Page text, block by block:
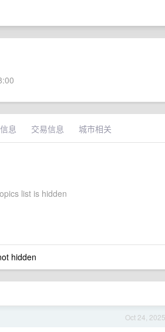
息 交易信息 城市相关
list is hidden
hidden
Oct 24, 2025